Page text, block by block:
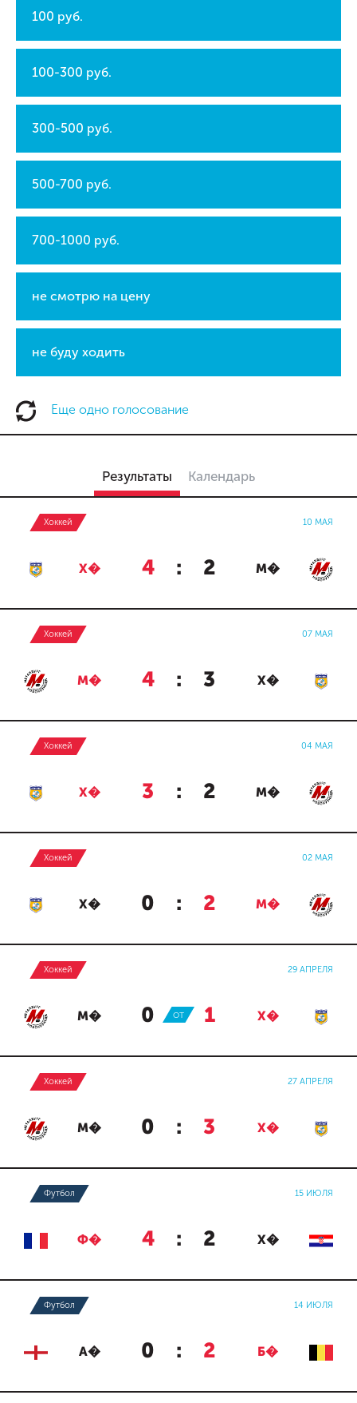
100 руб.
100-300 руб.
300-500 руб.
500-700 руб.
700-1000 руб.
не смотрю на цену
не буду ходить
Еще одно голосование
Результаты Календарь
Хоккей 10 МАЯ
Х� 4 : 2 М�
Хоккей 07 МАЯ
М� 4 : 3 Х�
Хоккей 04 МАЯ
Х� 3 : 2 М�
Хоккей 02 МАЯ
Х� 0 : 2 М�
Хоккей 29 АПРЕЛЯ
М� 0 : 1 Х�
ОТ
Хоккей 27 АПРЕЛЯ
М� 0 : 3 Х�
Футбол 15 ИЮЛЯ
Ф� 4 : 2 Х�
Футбол 14 ИЮЛЯ
А� 0 : 2 Б�